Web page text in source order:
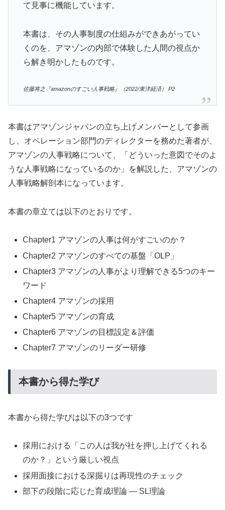
て見事に機能しています。
本書は、その人事制度の仕組みができあがってい
くのを、アマゾンの内部で体験した人間の視点か
ら解き明かしたものです。
佐藤将之『amazonのすごい人事戦略』（2022/東洋経済） P2
本書はアマゾンジャパンの立ち上げメンバーとして参画
し、オペレーション部門のディレクターを務めた著者が、
アマゾンの人事戦略について、「どういった意図でそのよ
うな人事戦略になっているのか」を解説した、アマゾンの
人事戦略解剖本になっています。
本書の章立ては以下のとおりです。
Chapter1 アマゾンの人事は何がすごいのか？
Chapter2 アマゾンのすべての基盤「OLP」
Chapter3 アマゾンの人事がより理解できる5つのキー
ワード
Chapter4 アマゾンの採用
Chapter5 アマゾンの育成
Chapter6 アマゾンの目標設定＆評価
Chapter7 アマゾンのリーダー研修
本書から得た学び
本書から得た学びは以下の3つです
採用における「この人は我が社を押し上げてくれる
のか？」という厳しい視点
採用面接における深掘りは再現性のチェック
部下の段階に応じた育成理論 — SL理論